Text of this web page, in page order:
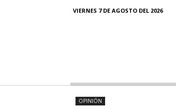
VIERNES 7 DE AGOSTO DEL 2026
OPINIÓN